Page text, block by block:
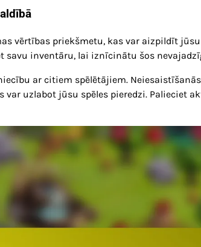
vērtības priekšmetu, kas var aizpildīt
savu inventāru, lai iznīcinātu šos
ar citiem spēlētājiem.
var uzlabot jūsu spēles pieredzi. Palieciet